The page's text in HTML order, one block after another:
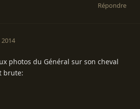
Répondre
photos du Général sur son cheval
brute: